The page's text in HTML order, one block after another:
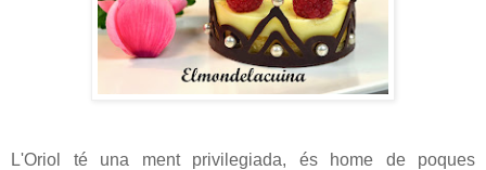
L'Oriol té una ment privilegiada, és home de poques